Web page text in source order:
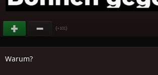
(+101)
Warum?